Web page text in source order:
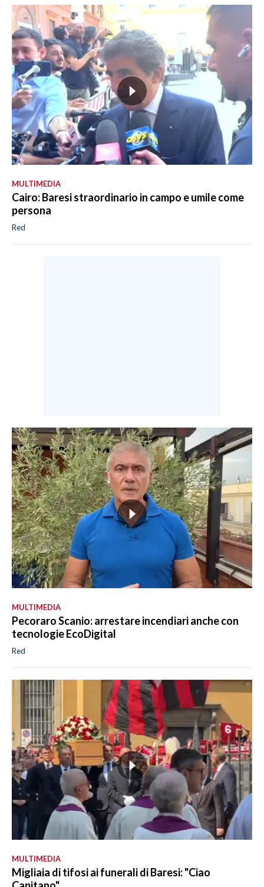
MULTIMEDIA
Cairo: Baresi straordinario in campo e umile come
persona
Red
MULTIMEDIA
Pecoraro Scanio: arrestare incendiari anche con
tecnologie EcoDigital
Red
MULTIMEDIA
Migliaia di tifosi ai funerali di Baresi: "Ciao